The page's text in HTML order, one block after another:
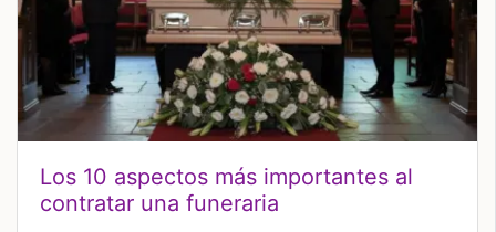
Los 10 aspectos más importantes al
contratar una funeraria